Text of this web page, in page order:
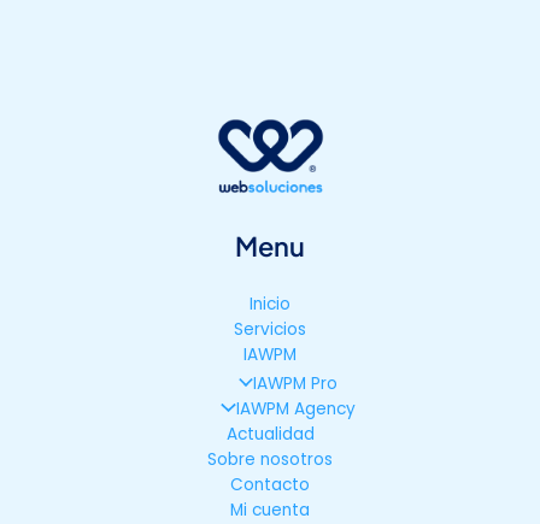
Menu
Inicio
Servicios
IAWPM
IAWPM Pro
IAWPM Agency
Actualidad
Sobre nosotros
Contacto
Mi cuenta